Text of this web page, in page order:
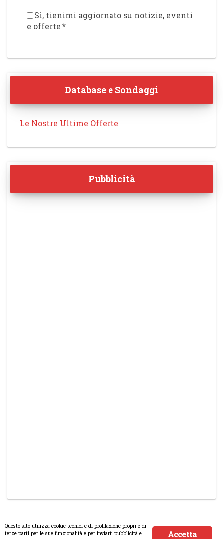
Sì, tienimi aggiornato su notizie, eventi
e offerte*
Database e Sondaggi
Le Nostre Ultime Offerte
Pubblicità
Accetta
Questo sito utilizza cookie tecnici e di profilazione propri e di
terze parti per le sue funzionalità e per inviarti pubblicità e